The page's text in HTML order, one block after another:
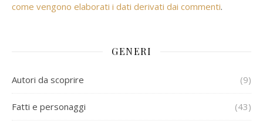
come vengono elaborati i dati derivati dai commenti.
GENERI
Autori da scoprire (9)
Fatti e personaggi (43)